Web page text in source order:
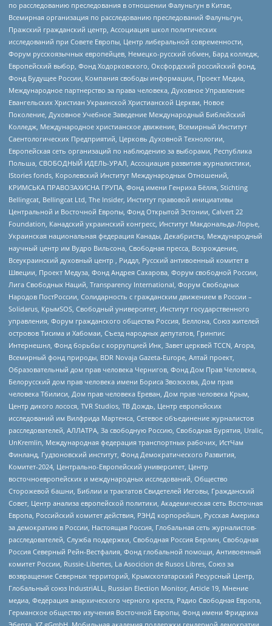
по расследованию преследования в отношении Фалуньгун в Китае,
Всемирная организация по расследованию преследований Фалуньгун,
Пражский гражданский центр, Ассоциация школ политических
исследований при Совете Европы, Центр либеральной современности,
Форум русскоязычных европейцев, Немецко-русский обмен, Бард колледж,
Европейский выбор, Фонд Ходорковского, Оксфордский российский фонд,
Фонд Будущее России, Компания свободы информации, Проект Медиа,
Международное партнерство за права человека, Духовное Управление
Евангельских Христиан Украинской Христианской Церкви, Новое
Поколение, Духовное Учебное Заведение Международный Библейский
Колледж, Международное христианское движение, Всемирный Институт
Саентологических Предприятий, Церковь Духовной Технологии,
Европейская сеть организаций по наблюдению за выборами, Республика
Польша, СВОБОДНЫЙ ИДЕЛЬ-УРАЛ, Ассоциация развития журналистики,
IStories fonds, Королевский Институт Международных Отношений,
КРИМСЬКА ПРАВОЗАХИСНА ГРУПА, Фонд имени Генриха Бёлля, Stichting
Bellingcat, Bellingcat Ltd, The Insider, Институт правовой инициативы
Центральной и Восточной Европы, Фонд Открытой Эстонии, Calvert 22
Foundation, Канадский украинский конгресс, Институт Макдональда-Лорье,
Украинская национальная федерация Канады, Декабристы, Международный
научный центр им Вудро Вильсона, Свободная пресса, Возрождение,
Всеукраинский духовный центр , Риддл, Русский антивоенный комитет в
Швеции, Проект Медуза, Фонд Андрея Сахарова, Форум свободной России,
Лига Свободных Наций, Transparеncy International, Форум Свободных
Народов ПостРоссии, Солидарность с гражданским движением в России –
Solidarus, КрымSOS, Свободный университет, Институт государственного
управления, Форум гражданского общества Россия, Беллона, Союз жителей
островов Тисима и Хабомаи, Съезд народных депутатов, Гринпис
Интернешнл, Фонд борьбы с коррупцией Инк, Завет церквей TCCN, Агора,
Всемирный фонд природы, BDR Novaja Gazeta-Europe, Алтай проект,
Образовательный дом прав человека Чернигов, Фонд Дом Прав Человека,
Белорусский дом прав человека имени Бориса Звозскова, Дом прав
человека Тбилиси, Дом прав человека Ереван, Дом прав человека Крым,
Центр дикого лосося, TVR Studios, ТВ Дождь, Центр европейских
исследований им Вилфрида Мартенса, Сетевое объединение журналистов
расследователей, АЛЛАТРА, За свободную Россию, Свободная Бурятия, Uralic,
UnKremlin, Международная федерация транспортных рабочих, ИстЧам
Финланд, Гудзоновский институт, Фонд Демократического Развития,
Комитет-2024, Центрально-Европейский университет, Центр
восточноевропейских и международных исследований, Общество
Сторожевой башни, Библии и трактатов Свидетелей Иеговы, Гражданский
Совет, Центр анализа европейской политики, Академическая сеть Восточная
Европа, Российский комитет действия, РЭНД корпорейшн, Русская Америка
за демократию в России, Настоящая Россия, Глобальная сеть журналистов-
расследователей, Служба поддержки, Свободная Россия Берлин, Свободная
Россия Северный Рейн-Вестфалия, Фонд глобальной помощи, Антивоенный
комитет России, Russie-Libertes, La Asocicion de Rusos Libres, Союз за
возвращение Северных территорий, Крымскотатарский Ресурсный Центр,
Глобальный союз IndustriALL, Russian Election Monitor, Article 19, Мнение
медиа, Федерация анархического черного креста, Радио Свободная Европа,
Германское общество изучения Восточной Европы, Фонд имени Фридриха